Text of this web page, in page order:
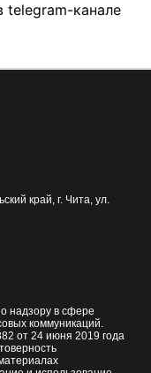
telegram-канале
край, г. Чита, ул.
надзору в сфере
коммуникаций.
от 24 июня 2019 года